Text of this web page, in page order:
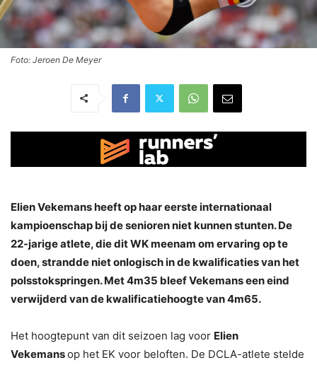
Foto: Jeroen De Meyer
Elien Vekemans heeft op haar eerste internationaal
kampioenschap bij de senioren niet kunnen stunten. De
22-jarige atlete, die dit WK meenam om ervaring op te
doen, strandde niet onlogisch in de kwalificaties van het
polsstokspringen. Met 4m35 bleef Vekemans een eind
verwijderd van de kwalificatiehoogte van 4m65.
Het hoogtepunt van dit seizoen lag voor Elien
Vekemansop het EK voor beloften. De DCLA-atlete stelde